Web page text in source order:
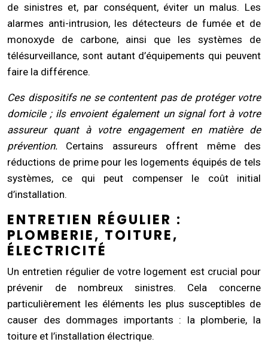
de sinistres et, par conséquent, éviter un malus. Les
alarmes anti-intrusion, les détecteurs de fumée et de
monoxyde de carbone, ainsi que les systèmes de
télésurveillance, sont autant d’équipements qui peuvent
faire la différence.
Ces dispositifs ne se contentent pas de protéger votre
domicile ; ils envoient également un signal fort à votre
assureur quant à votre engagement en matière de
prévention. Certains assureurs offrent même des
réductions de prime pour les logements équipés de tels
systèmes, ce qui peut compenser le coût initial
d’installation.
ENTRETIEN RÉGULIER :
PLOMBERIE, TOITURE,
ÉLECTRICITÉ
Un entretien régulier de votre logement est crucial pour
prévenir de nombreux sinistres. Cela concerne
particulièrement les éléments les plus susceptibles de
causer des dommages importants : la plomberie, la
toiture et l’installation électrique.